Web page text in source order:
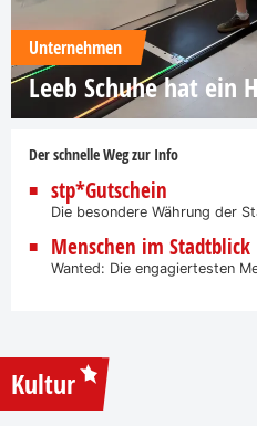
Unternehmen
Leeb Schuhe hat ein
Der schnelle Weg zur Info
stp*Gutschein
Die besondere Währung der
Menschen im Stadtblick
Wanted: Die engagiertesten
Kultur